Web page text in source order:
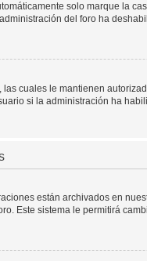
solo marque la
del foro ha
las cuales le mantienen
si la administración ha
están archivados en
Este sistema le permitirá